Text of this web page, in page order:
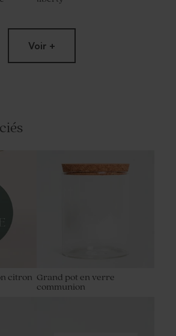
Voir +
citron Grand pot en verre
communion